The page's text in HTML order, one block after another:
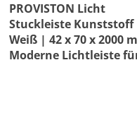
PROVISTON Licht
Stuckleiste Kunststoff
Weiß | 42 x 70 x 2000
Moderne Lichtleiste